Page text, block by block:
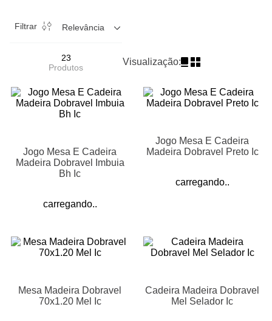
Filtrar Relevância
23
Produtos
Visualização:
Jogo Mesa E Cadeira
Madeira Dobravel Imbuia
Bh Ic
carregando..
Jogo Mesa E Cadeira
Madeira Dobravel Preto Ic
carregando..
Mesa Madeira Dobravel
70x1.20 Mel Ic
Cadeira Madeira Dobravel
Mel Selador Ic